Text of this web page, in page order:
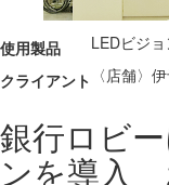
使用製品
LEDビジ
クライアント 〈店舗〉
銀行ロビ
ンを導入